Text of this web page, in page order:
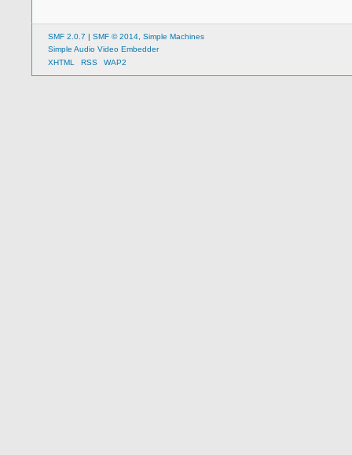
SMF 2.0.7 | SMF © 2014 Simple Machines
Simple Audio Video Embedder
XHTML
RSS WAP2